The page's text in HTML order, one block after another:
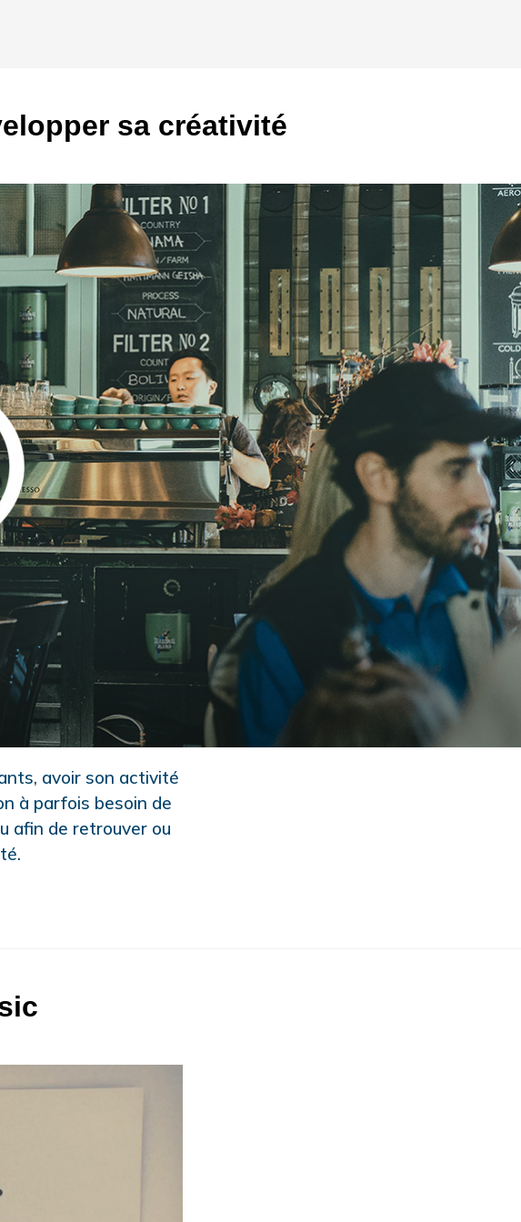
sa créativité
avoir son activité
à parfois besoin de
afin de retrouver ou